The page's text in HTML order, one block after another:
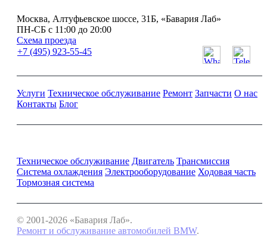
Москва, Алтуфьевское шоссе, 31Б, «Бавария Лаб»
ПН-СБ с 11:00 до 20:00
Схема проезда
+7 (495) 923-55-45
Услуги Техническое обслуживание Ремонт Запчасти О нас
Контакты Блог
Техническое обслуживание Двигатель Трансмиссия
Система охлаждения Электрооборудование Ходовая часть
Тормозная система
© 2001-2026 «Бавария Лаб».
Ремонт и обслуживание автомобилей BMW.